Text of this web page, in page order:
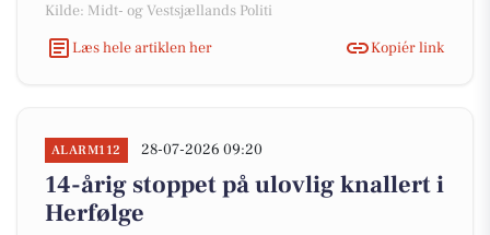
Kilde: Midt- og Vestsjællands Politi
Læs hele artiklen her
Kopiér link
ALARM112 28-07-2026 09:20
14-årig stoppet på ulovlig knallert i
Herfølge